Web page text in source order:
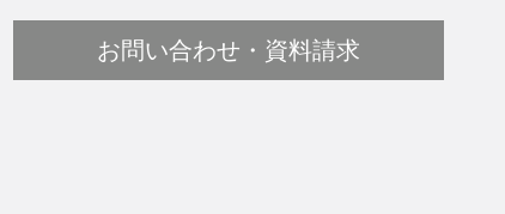
お問い合わせ・資料請求